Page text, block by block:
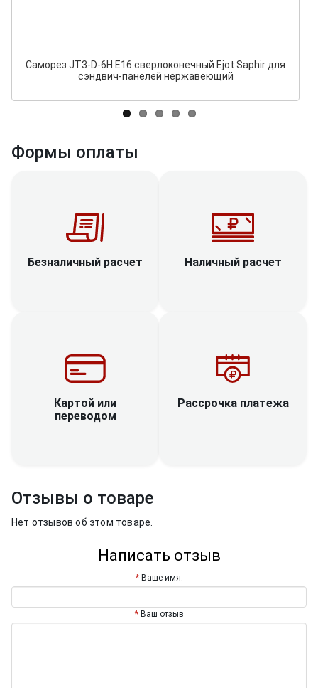
Саморез JT3-D-6H E16 сверлоконечный Ejot Saphir для
сэндвич-панелей нержавеющий
Формы оплаты
Безналичный расчет Наличный расчет
Картой или
переводом
Рассрочка платежа
Отзывы о товаре
Нет отзывов об этом товаре.
Написать отзыв
Ваше имя:
Ваш отзыв